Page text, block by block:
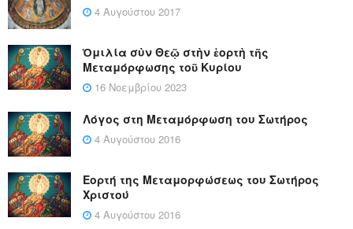
4 Αυγούστου 2017
Ὁμιλία σὺν Θεῷ στὴν ἑορτὴ τῆς
Μεταμόρφωσης τοῦ Κυρίου
16 Νοεμβρίου 2023
Λόγος στη Μεταμόρφωση του Σωτήρος
4 Αυγούστου 2016
Εορτή της Μεταμορφώσεως του Σωτήρος
Χριστού
4 Αυγούστου 2016